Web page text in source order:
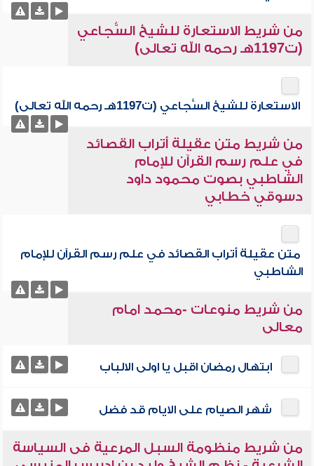
من شريط الاستعارة للشيخ السُّجاعي
(ت1197هـ رحمه الله تعالى)
الاستعارة للشيخ السُّجاعي (ت1197هـ رحمه الله تعالى)
من شريط متن عقيلة أتراب القصائد
في علم رسم القرآن للإمام
الشاطبي بصوت محمود داود
دسوقي خطابي
متن عقيلة أتراب القصائد في علم رسم القرآن للإمام
الشاطبي
من شريط منوعات -محمد امام
معالى
ابتهال رمضان اقبل يا اولى الالباب
شهر الصيام على الايام قد فضل
من شريط منظومة السبل المرعية فى السياسة